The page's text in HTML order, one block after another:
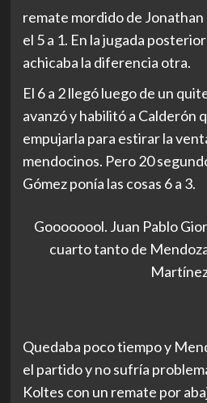
remate mordido de
el 5 a 1. En la jugada
achicaba la diferencia otra.
El 6 a 2 llegó luego de un
avanzó y habilitó a Calderón
empujarla para estirar la
mendocinos. Pero 20
Gómez ponía las cosas 6 a 3.
Goooooool. Juan Pablo
cuarto tanto de
Quedaba poco tiempo y
el partido y no sufría
Koltes con un remate por